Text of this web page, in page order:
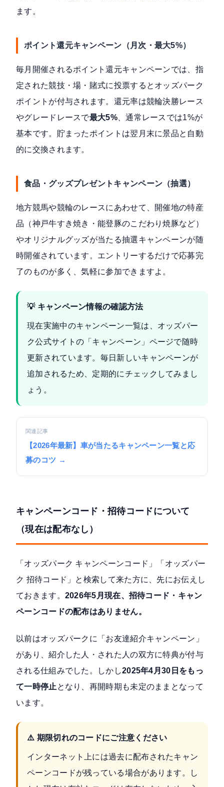
ます。
ポイント還元キャンペーン（月次・最大5%）
毎月開催されるポイント還元キャンペーンでは、指
定された競技・場・賭式に投票するとオッズパーク
ポイントが付与されます。還元率は競輪決勝レース
やグレードレースで最大5%、通常レースでは1%が
基本です。貯まったポイントは翌月末に景品と自動
的に交換されます。
食品・グッズプレゼントキャンペーン（抽選）
地方競馬や競輪のレースにあわせて、開催地の特産
品（神戸牛すき焼き・能登豚のこだわり焼豚など）
やオリジナルグッズが当たる抽選キャンペーンが随
時開催されています。エントリーするだけで応募完
了のものが多く、気軽に参加できますよ。
💡 キャンペーン情報の確認方法
現在実施中のキャンペーン一覧は、オッズパー
ク公式サイトの「キャンペーン」ページで随時
更新されています。毎日新しいキャンペーンが
追加されるため、定期的にチェックしてみまし
ょう。
関連記事
【2026年最新】車が当たるキャンペーン一覧と応
募のコツ →
キャンペーンコード・招待コードについて
（現在は配布なし）
「オッズパーク キャンペーンコード」「オッズパー
ク 招待コード」と検索して来た方に、先にお伝えし
ておきます。 2026年5月現在、招待コード・キャン
ペーンコードの配布はありません。
以前はオッズパークに「お友達紹介キャンペーン」
があり、紹介した人・された人の双方に特典が付与
される仕組みでした。しかし2025年4月30日をもっ
て一時停止 となり、再開時期も未定のままとなって
います。
⚠️ 期限切れのコードにご注意ください
インターネット上には過去に配布されたキャン
ペーンコードが残っている場合があります。し